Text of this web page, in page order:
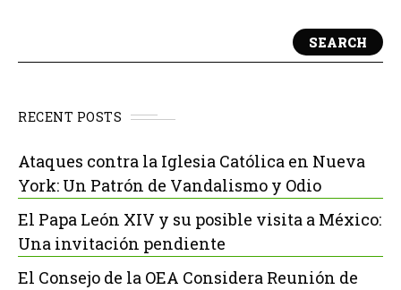
SEARCH
RECENT POSTS
Ataques contra la Iglesia Católica en Nueva
York: Un Patrón de Vandalismo y Odio
El Papa León XIV y su posible visita a México:
Una invitación pendiente
El Consejo de la OEA Considera Reunión de